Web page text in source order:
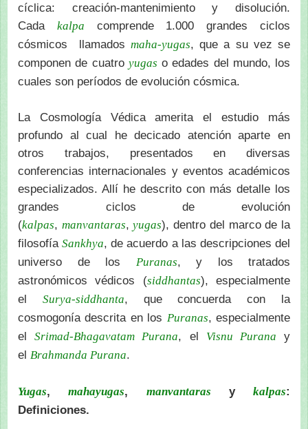
cíclica: creación-mantenimiento y disolución.
Cada kalpa comprende 1.000 grandes ciclos
cósmicos llamados maha-yugas, que a su vez se
componen de cuatro yugas o edades del mundo, los
cuales son períodos de evolución cósmica.
La Cosmología Védica amerita el estudio más
profundo al cual he decicado atención aparte en
otros trabajos, presentados en diversas
conferencias internacionales y eventos académicos
especializados. Allí he descrito con más detalle los
grandes ciclos de evolución
(kalpas, manvantaras,yugas), dentro del marco de la
filosofíaSankhya, de acuerdo a las descripciones del
universo de los Puranas, y los tratados
astronómicos védicos (siddhantas), especialmente
el Surya-siddhanta, que concuerda con la
cosmogonía descrita en los Puranas, especialmente
elSrimad-Bhagavatam Purana, el Visnu Purana y
el Brahmanda Purana.
Yugas,mahayugas, manvantaras y kalpas:
Definiciones.